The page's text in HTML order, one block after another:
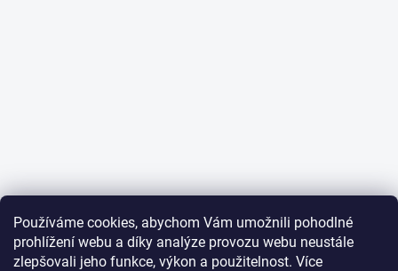
Používáme cookies, abychom Vám umožnili pohodlné
prohlížení webu a díky analýze provozu webu neustále
zlepšovali jeho funkce, výkon a použitelnost. Více